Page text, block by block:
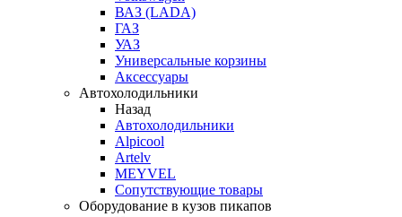
ВАЗ (LADA)
ГАЗ
УАЗ
Универсальные корзины
Аксессуары
Автохолодильники
Назад
Автохолодильники
Alpicool
Artelv
MEYVEL
Сопутствующие товары
Оборудование в кузов пикапов